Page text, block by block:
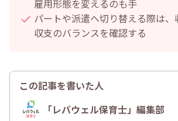
雇用形態を変えるのも手
パートや派遣へ切り替える際は、
収支のバランスを確認する
この記事を書いた人
「レバウェル保育士」編集部